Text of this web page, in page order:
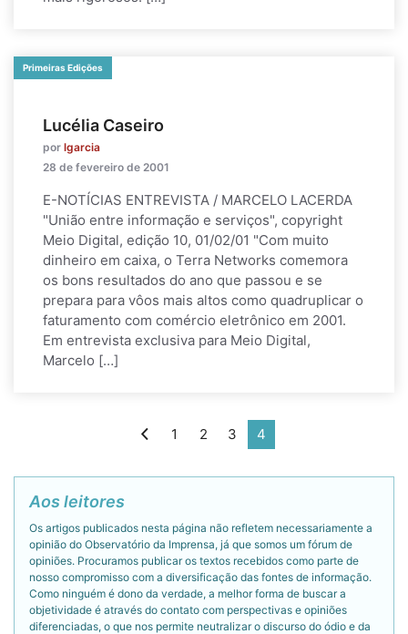
Primeiras Edições
Lucélia Caseiro
por lgarcia
28 de fevereiro de 2001
E-NOTÍCIAS ENTREVISTA / MARCELO LACERDA
"União entre informação e serviços", copyright
Meio Digital, edição 10, 01/02/01 "Com muito
dinheiro em caixa, o Terra Networks comemora
os bons resultados do ano que passou e se
prepara para vôos mais altos como quadruplicar o
faturamento com comércio eletrônico em 2001.
Em entrevista exclusiva para Meio Digital,
Marcelo […]
1 2 3 4
Aos leitores
Os artigos publicados nesta página não refletem necessariamente a
opinião do Observatório da Imprensa, já que somos um fórum de
opiniões. Procuramos publicar os textos recebidos como parte de
nosso compromisso com a diversificação das fontes de informação.
Como ninguém é dono da verdade, a melhor forma de buscar a
objetividade é através do contato com perspectivas e opiniões
diferenciadas, o que nos permite neutralizar o discurso do ódio e da